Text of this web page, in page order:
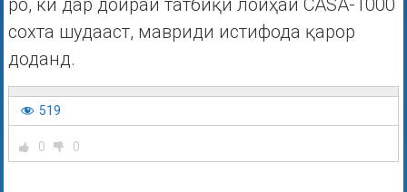
ро, ки дар доираи татбиқи лоиҳаи CASA-1000
сохта шудааст, мавриди истифода қарор
доданд.
519
0 0